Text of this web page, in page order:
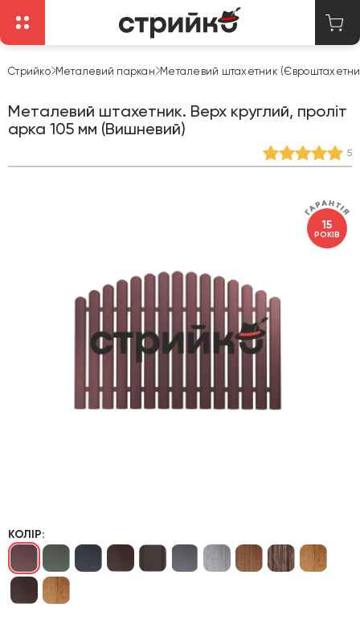
Стрийко Металевий паркан Металевий штахетник
Металевий штахетник. Верх круглий, проліт
арка 105 мм (Вишневий)
5
15
РОКІВ
КОЛІР: